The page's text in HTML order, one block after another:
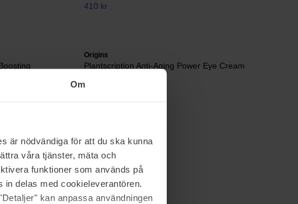
Om
är nödvändiga för att du ska kunna
våra tjänster, mäta och
funktioner som används på
in delas med cookieleverantören.
kan anpassa användningen
410 kr
Origins
Plantscription Anti-Aging Power Eye Cream